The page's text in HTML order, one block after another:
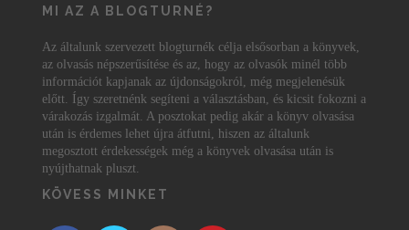
MI AZ A BLOGTURNÉ?
Az általunk szervezett blogturnék célja elsősorban a könyvek,
az olvasás népszerűsítése és az, hogy az olvasók minél több
információt kapjanak az újdonságokról, még megjelenésük
előtt. Így szeretnénk segíteni a választásban, és kicsit fokozni a
várakozás izgalmát. A posztokat pedig akár a könyv olvasása
után is érdemes lehet újra átfutni, hiszen az általunk
megosztott érdekességek még a könyvek olvasása után is
nyújthatnak pluszt.
KÖVESS MINKET